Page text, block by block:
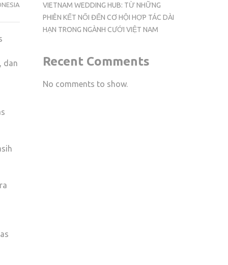
dan
VIETNAM WEDDING HUB: TỪ NHỮNG
PHIÊN KẾT NỐI ĐẾN CƠ HỘI HỢP TÁC DÀI
HẠN TRONG NGÀNH CƯỚI VIỆT NAM
Recent Comments
No comments to show.